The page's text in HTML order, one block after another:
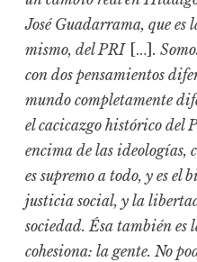
José Guadarrama, que es
mismo, del PRI[…] .
con dos pensamientos
mundo completamente
el cacicazgo histórico del
encima de las ideologías,
es supremo a todo, y es el
justicia social, y la
sociedad. Ésa también es
cohesiona: la gente. No